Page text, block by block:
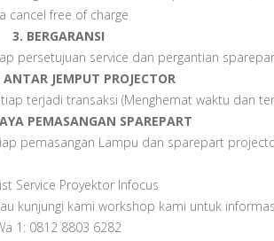
cancel free of charge
3. BERGARANSI
persetujuan service dan pergantian
JEMPUT PROJECTOR
terjadi transaksi (Menghemat waktu dan
PEMASANGAN SPAREPART
pemasangan Lampu dan sparepart
Service Proyektor Infocus
kunjungi kami workshop kami untuk
1: 0812 8803 6282